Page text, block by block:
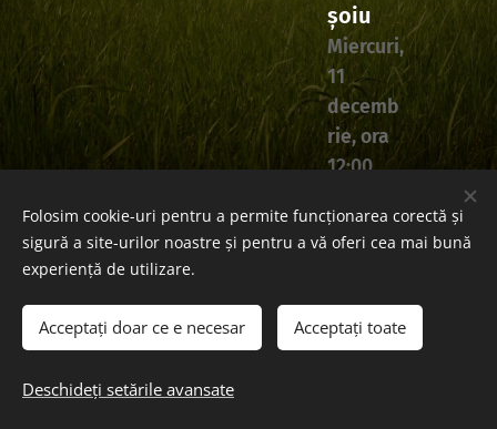
șoiu
Miercuri,
11
decemb
rie, ora
12:00
Creat cuWebnode
Folosim cookie-uri pentru a permite funcționarea corectă și
sigură a site-urilor noastre și pentru a vă oferi cea mai bună
experiență de utilizare.
Acceptați doar ce e necesar Acceptați toate
Deschideți setările avansate